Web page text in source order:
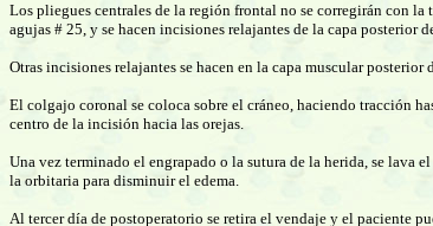
Los pliegues centrales de la región frontal no se corregirán con
agujas # 25, y se hacen incisiones relajantes de la capa posterior
Otras incisiones relajantes se hacen en la capa muscular
El colgajo coronal se coloca sobre el cráneo, haciendo tracción
centro de la incisión hacia las orejas.
Una vez terminado el engrapado o la sutura de la herida, se lava
la orbitaria para disminuir el edema.
Al tercer día de postoperatorio se retira el vendaje y el paciente